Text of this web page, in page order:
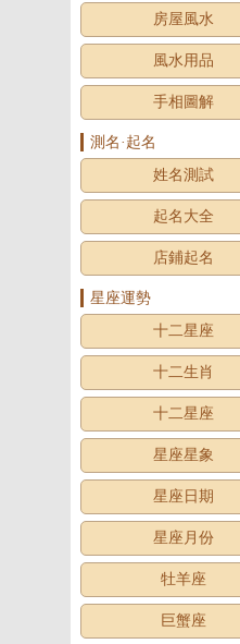
房屋風水
風水用品
手相圖解
測名·起名
姓名測試
起名大全
店鋪起名
星座運勢
十二星座
十二生肖
十二星座
星座星象
星座日期
星座月份
牡羊座
巨蟹座